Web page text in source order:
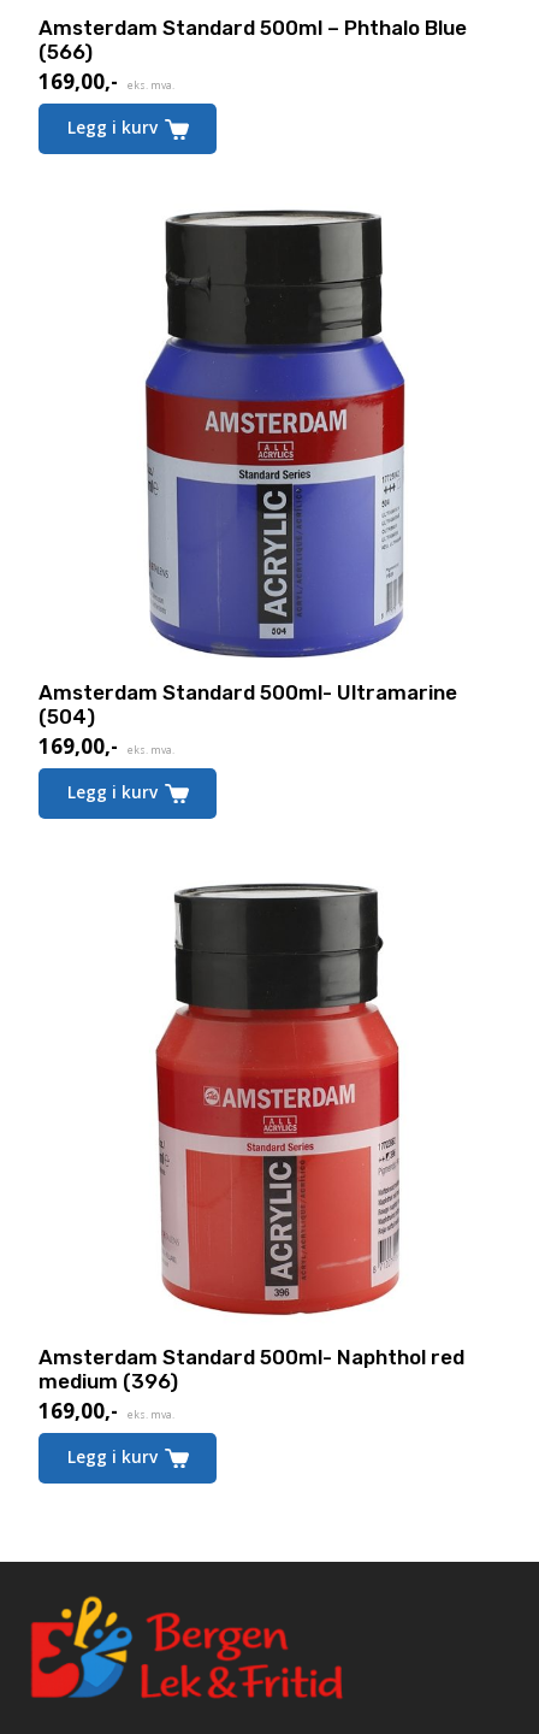
Amsterdam Standard 500ml – Phthalo Blue
(566)
169,00,- eks. mva.
Legg i kurv
Amsterdam Standard 500ml- Ultramarine
(504)
169,00,- eks. mva.
Legg i kurv
Amsterdam Standard 500ml- Naphthol red
medium (396)
169,00,- eks. mva.
Legg i kurv